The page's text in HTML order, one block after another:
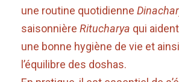
une routine quotidienne
saisonnière Ritucharya qui
une bonne hygiène de vie et
l’équilibre des doshas.